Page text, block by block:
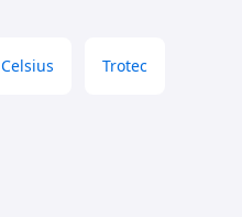
Celsius Trotec